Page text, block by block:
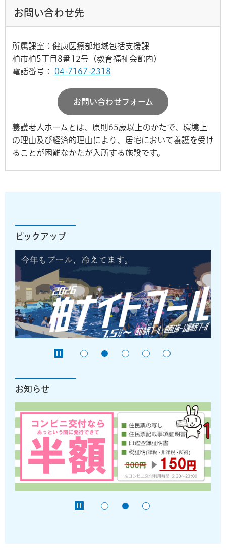
お問い合わせ先
所属課室：健康医療部地域包括支援課
柏市柏5丁目8番12号（教育福祉会館内）
電話番号：
04-7167-2318
お問い合わせフォーム
養護老人ホームとは、原則65歳以上のかたで、環境上
の理由及び経済的理由により、居宅において養護を受け
ることが困難なかたが入所する施設です。
ピックアップ
お知らせ